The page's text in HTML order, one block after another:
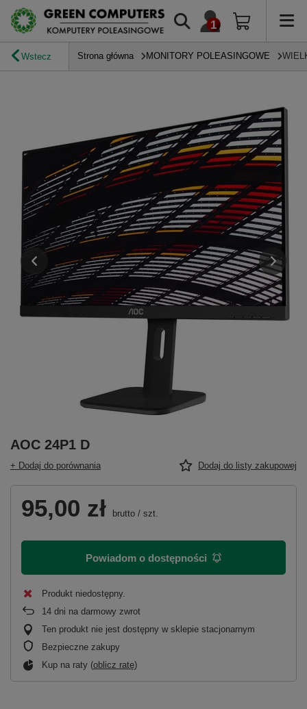
Wstecz Strona główna MONITORY POLEASINGOWE
AOC 24P1 D
+ Dodaj do porównania Dodaj do listy zakupowej
95,00 zł brutto / szt.
Powiadom o dostępności
Produkt niedostępny
14 dni na darmowy zwrot
Ten produkt nie jest dostępny w sklepie stacjonarnym
Bezpieczne zakupy
Kup na raty (oblicz ratę)